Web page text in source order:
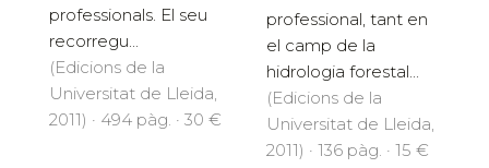
estudiants
universitaris en la
matèria de serveis
socials, així com
també als
El llibre és un recull
de problemes
pràctics amb què un
enginyer o enginyera
poden enfrontar-se
en la seva activitat
professional, tant en